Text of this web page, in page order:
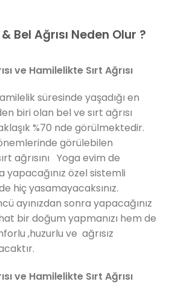
Bel Ağrısı Neden Olur ?
ve Hamilelikte Sırt Ağrısı
süresinde yaşadığı en
biri olan bel ve sırt ağrısı
%70 nde görülmektedir.
görülebilen
ağrısını Yoga evim de
özel sistemli
hiç yasamayacaksınız.
ayınızdan sonra yapacağınız
bir doğum yapmanızı hem de
,huzurlu ve ağrısız
ve Hamilelikte Sırt Ağrısı